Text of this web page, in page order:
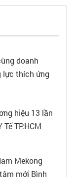
doanh
lực thích ứng
hiệu 13 lần
TP.HCM
Mekong
mới Bình